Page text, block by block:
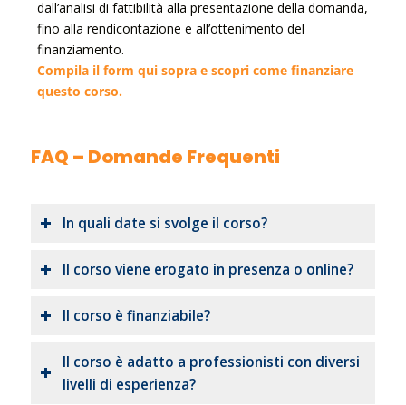
dall’analisi di fattibilità alla presentazione della domanda,
fino alla rendicontazione e all’ottenimento del
finanziamento.
Compila il form qui sopra e scopri come finanziare
questo corso.
FAQ – Domande Frequenti
In quali date si svolge il corso?
Il corso viene erogato in presenza o online?
Il corso è finanziabile?
Il corso è adatto a professionisti con diversi
livelli di esperienza?